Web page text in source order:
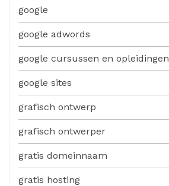
google
google adwords
google cursussen en opleidingen
google sites
grafisch ontwerp
grafisch ontwerper
gratis domeinnaam
gratis hosting